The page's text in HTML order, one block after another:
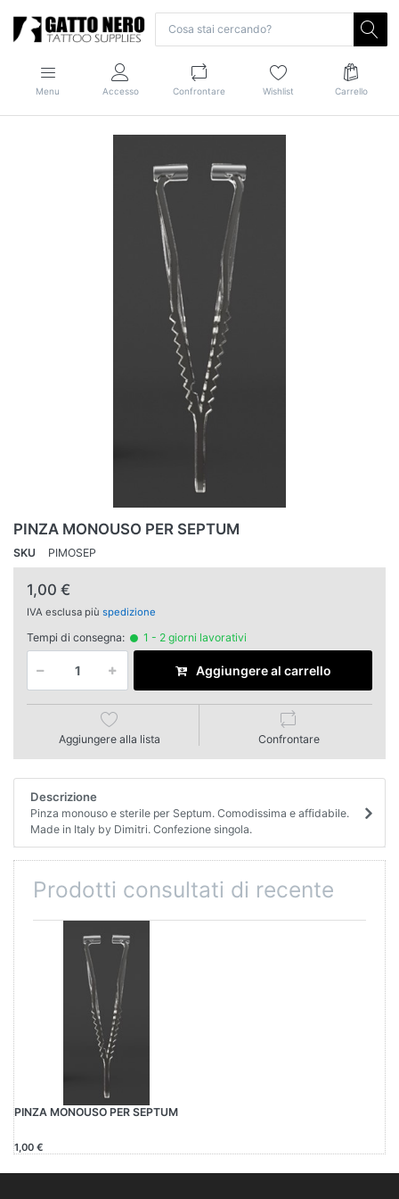
Menu Accesso Confrontare Wishlist Carrello
PINZA MONOUSO PER SEPTUM
SKU PIMOSEP
1,00 €
IVA esclusa più spedizione
Tempi di consegna: 1 - 2 giorni lavorativi
Aggiungere al carrello
Aggiungere alla lista Confrontare
Descrizione
Pinza monouso e sterile per Septum. Comodissima e affidabile.
Made in Italy by Dimitri. Confezione singola.
Prodotti consultati di recente
PINZA MONOUSO PER SEPTUM
1,00 €